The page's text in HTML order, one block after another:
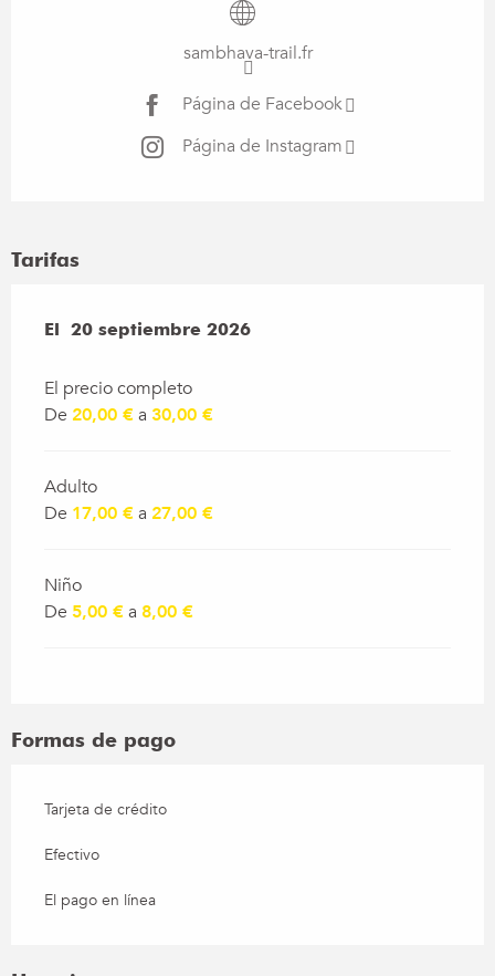
sambhava-trail.fr
Página de Facebook
Página de Instagram
Tarifas
El 20 septiembre 2026
El 20 septiembre 2026
El precio completo
De 20,00 €a 30,00 €
Adulto
De 17,00 €a 27,00 €
Niño
De 5,00 €a 8,00 €
Formas de pago
Tarjeta de crédito
Efectivo
El pago en línea